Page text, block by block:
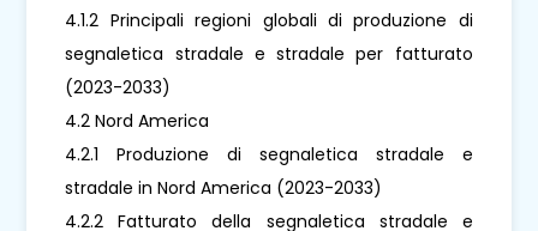
4.1.2 Principali regioni globali di produzione di
segnaletica stradale e stradale per fatturato
(2023-2033)
4.2 Nord America
4.2.1 Produzione di segnaletica stradale e
stradale in Nord America (2023-2033)
4.2.2 Fatturato della segnaletica stradale e